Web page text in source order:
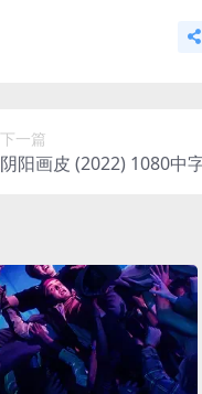
下一篇
阴阳画皮 (2022) 1080中